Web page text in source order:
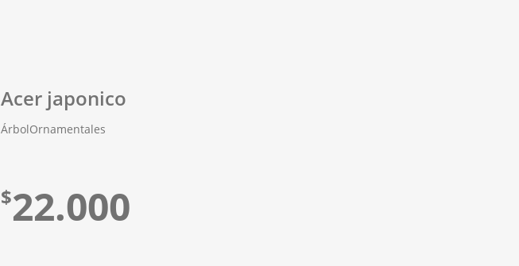
Acer japonico
ÁrbolOrnamentales
$22.000